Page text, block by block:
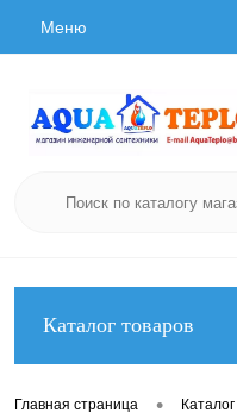
Меню
Каталог товаров
Главная страница •